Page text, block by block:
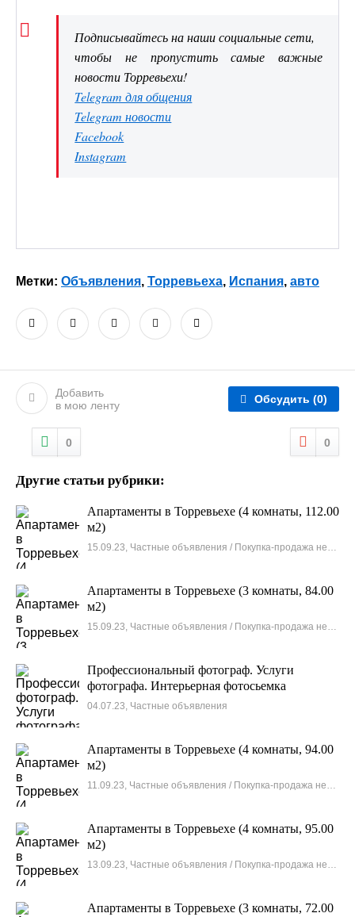
Подписывайтесь на наши социальные сети,
чтобы не пропустить самые важные
новости Торревьехи!
Telegram для общения
Telegram новости
Facebook
Instagram
Метки: Объявления, Торревьеха, Испания, авто
Добавить
в мою ленту
Обсудить (0)
0 0
Другие статьи рубрики:
Апартаменты в Торревьехе (4 комнаты, 112.00
м2)
15.09.23, Частные объявления / Покупка-продажа недвижимости
Апартаменты в Торревьехе (3 комнаты, 84.00
м2)
15.09.23, Частные объявления / Покупка-продажа недвижимости
Профессиональный фотограф. Услуги
фотографа. Интерьерная фотосьемка
04.07.23, Частные объявления
Апартаменты в Торревьехе (4 комнаты, 94.00
м2)
11.09.23, Частные объявления / Покупка-продажа недвижимости
Апартаменты в Торревьехе (4 комнаты, 95.00
м2)
13.09.23, Частные объявления / Покупка-продажа недвижимости
Апартаменты в Торревьехе (3 комнаты, 72.00